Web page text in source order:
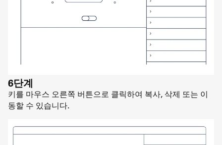
6단계
키를 마우스 오른쪽 버튼으로 클릭하여 복사, 삭제 또는 이
동할 수 있습니다.